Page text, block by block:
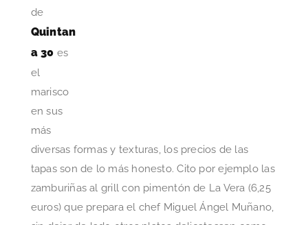
de
Quintan
a 30 es
el
marisco
en sus
más
diversas formas y texturas, los precios de las
tapas son de lo más honesto. Cito por ejemplo las
zamburiñas al grill con pimentón de La Vera (6,25
euros) que prepara el chef Miguel Ángel Muñano,